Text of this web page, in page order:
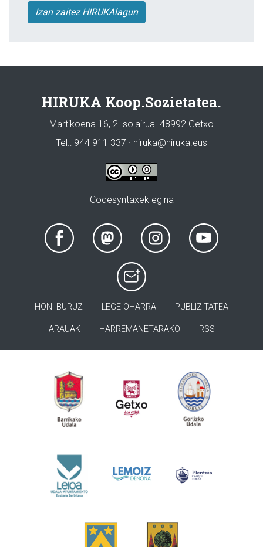
Izan zaitez HIRUKAlagun
HIRUKA Koop.Sozietatea.
Martikoena 16, 2. solairua. 48992 Getxo
Tel.: 944 911 337 · hiruka@hiruka.eus
Codesyntaxek egina
HONI BURUZ LEGE OHARRA PUBLIZITATEA
ARAUAK HARREMANETARAKO RSS